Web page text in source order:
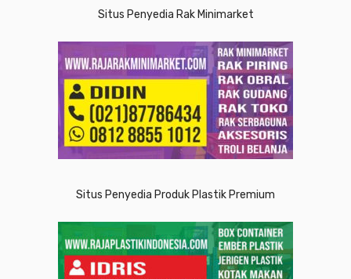
Situs Penyedia Rak Minimarket
Situs Penyedia Produk Plastik Premium